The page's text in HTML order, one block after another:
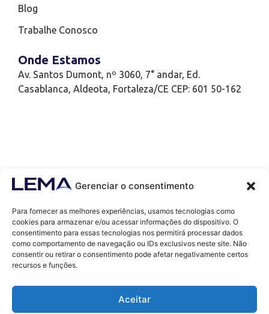
Gerenciar o consentimento
Para fornecer as melhores experiências, usamos tecnologias como
cookies para armazenar e/ou acessar informações do dispositivo. O
consentimento para essas tecnologias nos permitirá processar dados
como comportamento de navegação ou IDs exclusivos neste site. Não
consentir ou retirar o consentimento pode afetar negativamente certos
recursos e funções.
Aceitar
Blog
Trabalhe Conosco
Onde Estamos
Av. Santos Dumont, nº 3060, 7° andar, Ed.
Casablanca, Aldeota, Fortaleza/CE CEP: 601 50-162
Contatos
contato@lemaef.com.br
(85) 99868-3664